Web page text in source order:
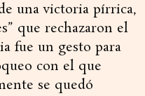
una victoria pírrica,
que rechazaron el
fue un gesto para
con el que
se quedó